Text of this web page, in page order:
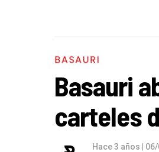
BASAURI
Basauri
carteles
Hace 3 años